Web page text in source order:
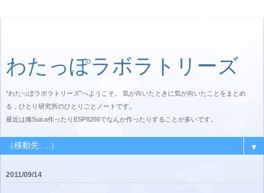
わたっぽラボラトリーズ
”わたっぽラボラトリーズ”へようこそ。 気が向いたときに気が向いたことをまとめ
る，ひとり研究所のひとりごとノートです。
最近は痛Suica作ったりESP8266でなんか作ったりすることが多いです。
▼
2011/09/14